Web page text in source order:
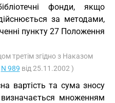
фонди, якщо
за методами,
пункту 27 Положення
третім згідно з Наказом
N 989 від 25.11.2002 )
вартість та сума зносу
множенням